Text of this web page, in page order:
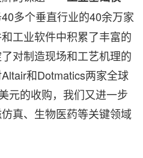
多个垂直行业的40余万家
工业软件中积累了丰富的
对制造现场和工艺机理的
和Dotmatics两家全球
元的收购，我们又进一步
真、生物医药等关键领域